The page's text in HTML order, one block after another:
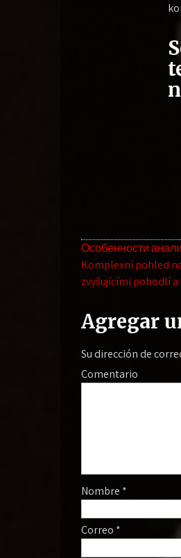
de
entradas
Особенности
Komplexní pohled
zvyšujícími pohodlí
Agregar
Su dirección de
Comentario
Nombre *
Correo *